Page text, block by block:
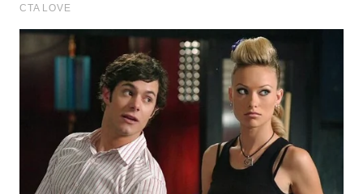
WN
MANDALIKA
LIKUPANG
WN
LABUANBAJO